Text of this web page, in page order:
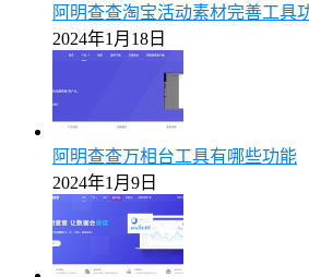
阿明查查淘宝活动素材完善工具
2024年1月18日
阿明查查万相台工具有哪些功能
2024年1月9日